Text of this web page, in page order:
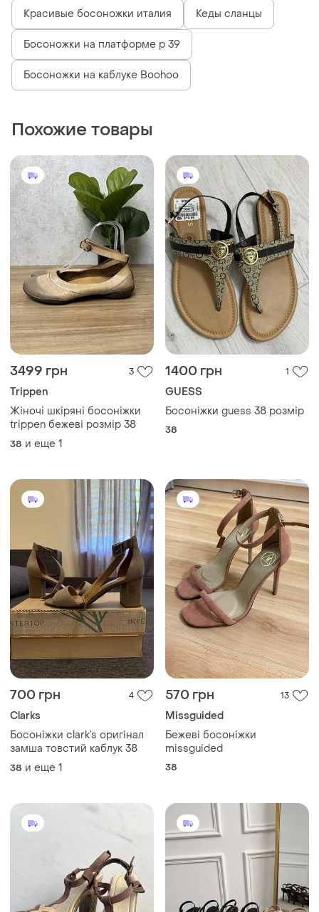
Красивые босоножки италия Кеды сланцы
Босоножки на платформе р 39
Босоножки на каблуке Boohoo
Похожие товары
3499 грн 3
Trippen
Жіночі шкіряні босоніжки
trippen бежеві розмір 38
38 и еще 1
1400 грн 1
GUESS
Босоніжки guess 38 розмір
38
700 грн 4
Clarks
Босоніжки clark’s оригінал
замша товстий каблук 38
38 и еще 1
570 грн 13
Missguided
Бежеві босоніжки
missguided
38